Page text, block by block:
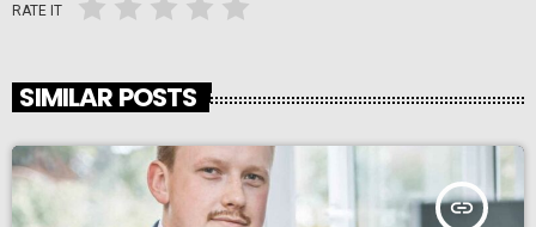
RATE IT
SIMILAR POSTS
insert_link